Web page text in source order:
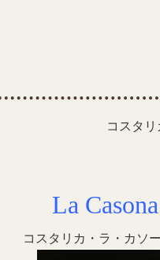
コスタリ
La
コスタリカ・ラ・カソ